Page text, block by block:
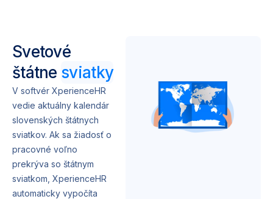
Svetové
štátne sviatky
V softvér XperienceHR
vedie aktuálny kalendár
slovenských štátnych
sviatkov. Ak sa žiadosť o
pracovné voľno
prekrýva so štátnym
sviatkom, XperienceHR
automaticky vypočíta